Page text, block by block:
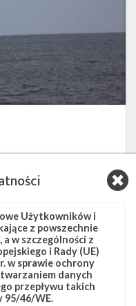
testowego modułu
wrócił na Ziemię, z
niedaleko Kalifornii, o
UTC). Statek kosmiczny
sporo eksperymentów,
w ciągu
Użytkowników i
z powszechnie
w szczególności z
i Rady (UE)
w sprawie ochrony
danych
przepływu takich
95/46/WE.